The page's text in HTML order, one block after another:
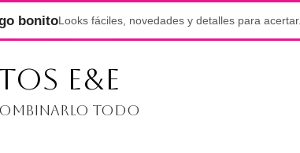
bonitoLooks fáciles, novedades y detalles para acertar.
E&E
todo